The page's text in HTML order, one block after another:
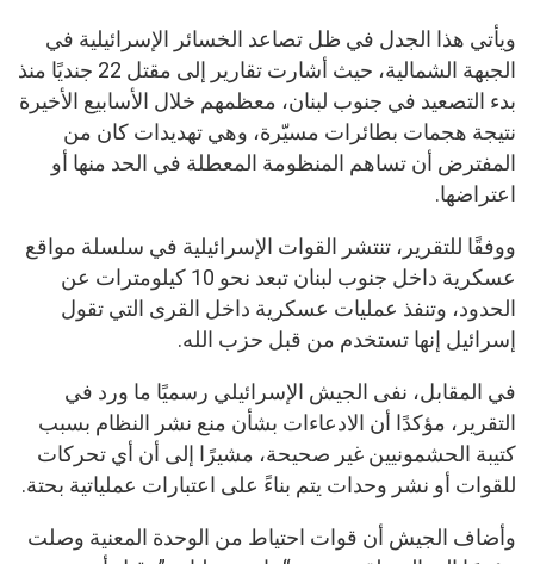
ويأتي هذا الجدل في ظل تصاعد الخسائر الإسرائيلية في
الجبهة الشمالية، حيث أشارت تقارير إلى مقتل 22 جنديًا منذ
بدء التصعيد في جنوب لبنان، معظمهم خلال الأسابيع الأخيرة
نتيجة هجمات بطائرات مسيّرة، وهي تهديدات كان من
المفترض أن تساهم المنظومة المعطلة في الحد منها أو
اعتراضها.
ووفقًا للتقرير، تنتشر القوات الإسرائيلية في سلسلة مواقع
عسكرية داخل جنوب لبنان تبعد نحو 10 كيلومترات عن
الحدود، وتنفذ عمليات عسكرية داخل القرى التي تقول
إسرائيل إنها تستخدم من قبل حزب الله.
في المقابل، نفى الجيش الإسرائيلي رسميًا ما ورد في
التقرير، مؤكدًا أن الادعاءات بشأن منع نشر النظام بسبب
كتيبة الحشمونيين غير صحيحة، مشيرًا إلى أن أي تحركات
للقوات أو نشر وحدات يتم بناءً على اعتبارات عملياتية بحتة.
وأضاف الجيش أن قوات احتياط من الوحدة المعنية وصلت